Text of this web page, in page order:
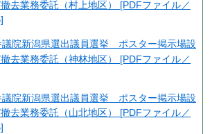
去業務委託（村上地区） [PDFファイル／
議院新潟県選出議員選挙 ポスター掲示場設
去業務委託（神林地区） [PDFファイル／
議院新潟県選出議員選挙 ポスター掲示場設
去業務委託（山北地区） [PDFファイル／